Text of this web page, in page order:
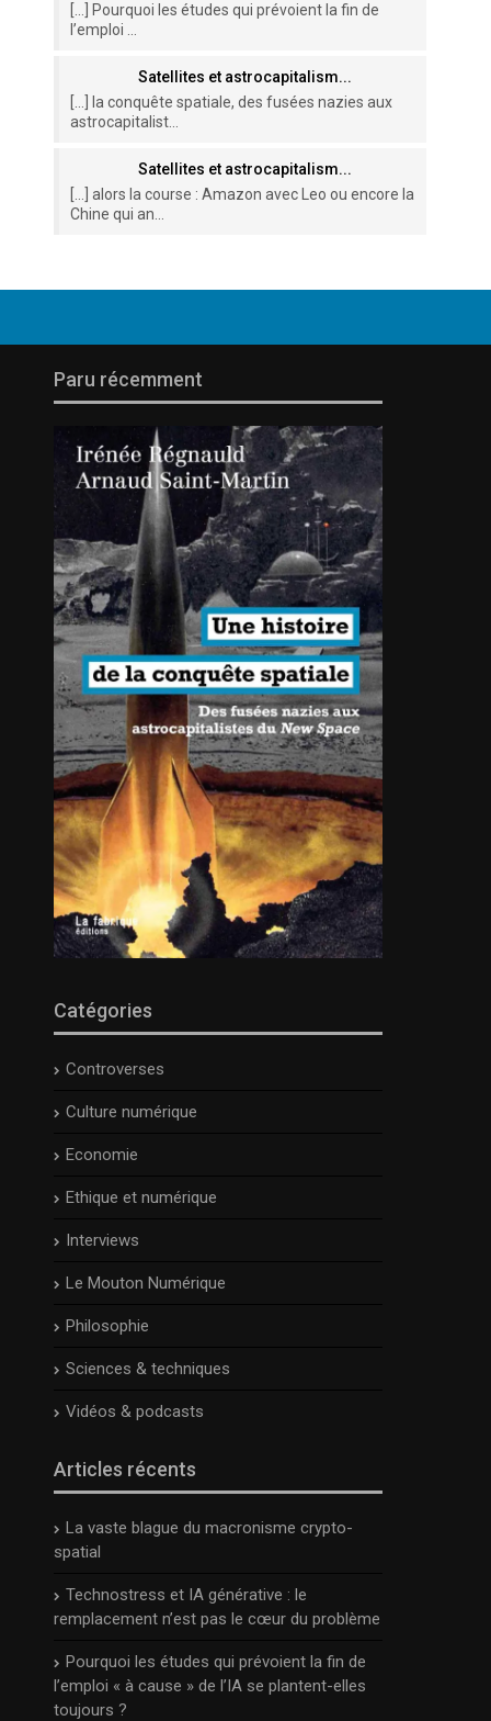
[…] Pourquoi les études qui prévoient la fin de
l’emploi ...
Satellites et astrocapitalism...
[…] la conquête spatiale, des fusées nazies aux
astrocapitalist...
Satellites et astrocapitalism...
[…] alors la course : Amazon avec Leo ou encore la
Chine qui an...
Paru récemment
Catégories
Controverses
Culture numérique
Economie
Ethique et numérique
Interviews
Le Mouton Numérique
Philosophie
Sciences & techniques
Vidéos & podcasts
Articles récents
La vaste blague du macronisme crypto-
spatial
Technostress et IA générative : le
remplacement n’est pas le cœur du problème
Pourquoi les études qui prévoient la fin de
l’emploi « à cause » de l’IA se plantent-elles
toujours ?